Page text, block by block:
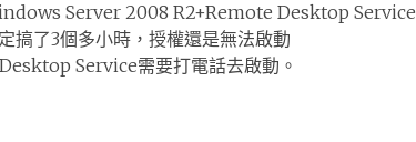
Server 2008 R2+Remote Desktop Service
搞了3個多小時，授權還是無法啟動
Service需要打電話去啟動。